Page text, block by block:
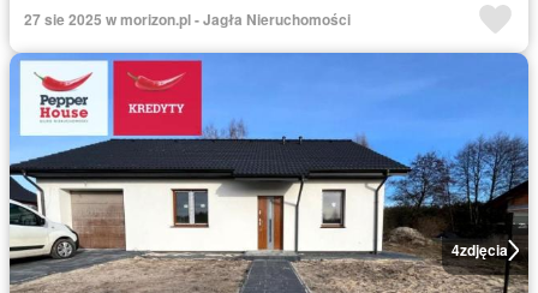
27 sie 2025 w morizon.pl - Jagła Nieruchomości
4zdjęcia